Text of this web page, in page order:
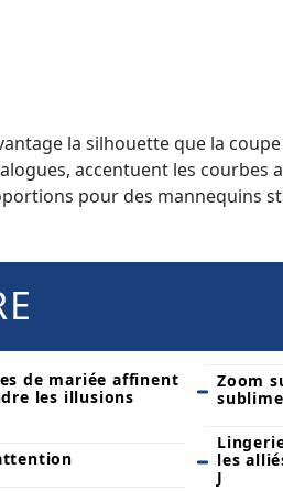
la silhouette que la
accentuent les courbes
pour des mannequins
de mariée affinent
les illusions
Zoom
les
J